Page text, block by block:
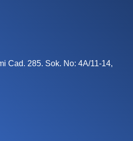
Cad. 285. Sok. No: 4A/11-14,